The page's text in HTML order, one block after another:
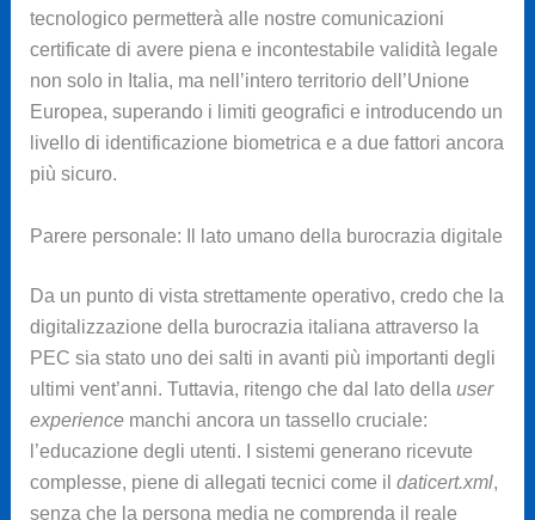
tecnologico permetterà alle nostre comunicazioni
certificate di avere piena e incontestabile validità legale
non solo in Italia, ma nell’intero territorio dell’Unione
Europea, superando i limiti geografici e introducendo un
livello di identificazione biometrica e a due fattori ancora
più sicuro.
Parere personale: Il lato umano della burocrazia digitale
Da un punto di vista strettamente operativo, credo che la
digitalizzazione della burocrazia italiana attraverso la
PEC sia stato uno dei salti in avanti più importanti degli
ultimi vent’anni. Tuttavia, ritengo che dal lato della user
experiencemanchi ancora un tassello cruciale:
l’educazione degli utenti. I sistemi generano ricevute
complesse, piene di allegati tecnici come il daticert.xml,
senza che la persona media ne comprenda il reale